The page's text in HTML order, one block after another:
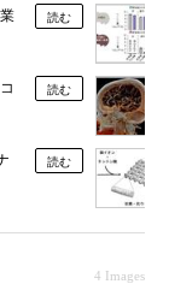
読む
読む
読む
4 Images